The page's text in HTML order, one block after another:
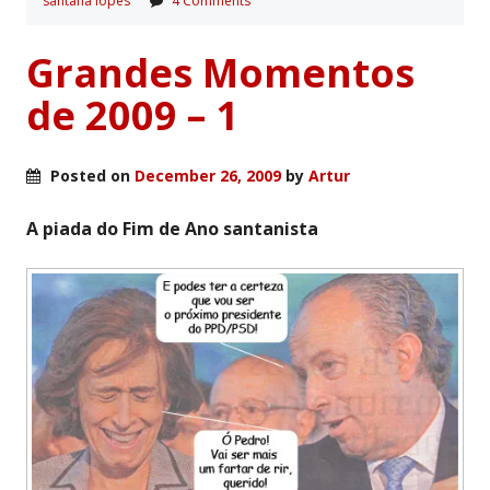
Grandes Momentos
de 2009 – 1
Posted on December 26, 2009by Artur
A piada do Fim de Ano santanista